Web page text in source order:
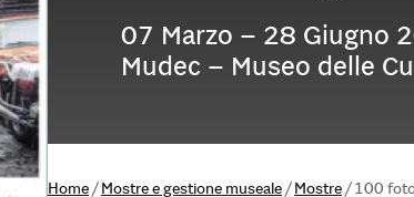
07 Marzo – 28 Giugno
Mudec – Museo delle
Home/Mostre e gestione museale/Mostre/100